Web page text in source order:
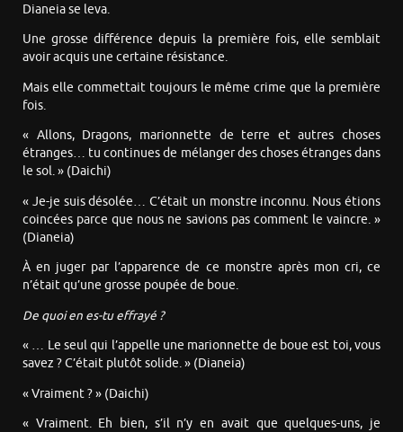
Dianeia se leva.
Une grosse différence depuis la première fois, elle semblait
avoir acquis une certaine résistance.
Mais elle commettait toujours le même crime que la première
fois.
« Allons, Dragons, marionnette de terre et autres choses
étranges… tu continues de mélanger des choses étranges dans
le sol. » (Daichi)
« Je-je suis désolée… C’était un monstre inconnu. Nous étions
coincées parce que nous ne savions pas comment le vaincre. »
(Dianeia)
À en juger par l’apparence de ce monstre après mon cri, ce
n’était qu’une grosse poupée de boue.
De quoi en es-tu effrayé ?
« … Le seul qui l’appelle une marionnette de boue est toi, vous
savez ? C’était plutôt solide. » (Dianeia)
« Vraiment ? » (Daichi)
« Vraiment. Eh bien, s’il n’y en avait que quelques-uns, je